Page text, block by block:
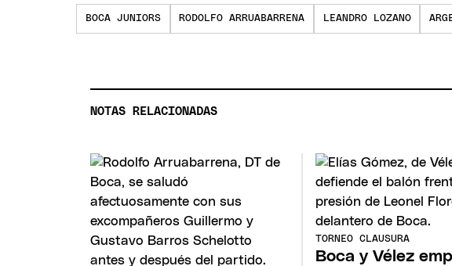
BOCA JUNIORS RODOLFO ARRUABARRENA LEANDRO LOZANO
NOTAS RELACIONADAS
TORNEO CLAUSURA
Boca y Vélez